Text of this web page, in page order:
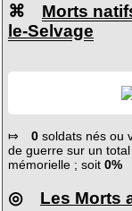
⌘ Morts
le-Selvage
⤇ 0soldats nés ou
de guerre sur un
mémorielle ; soit 0%
◎ Les Morts